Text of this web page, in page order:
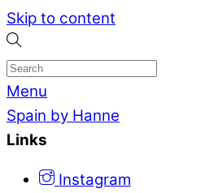
Skip to content
Menu
Spain by Hanne
Links
Instagram